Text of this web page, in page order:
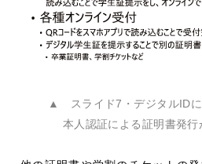
▲ スライド7・デジタルIDに
本人認証による証明書発行